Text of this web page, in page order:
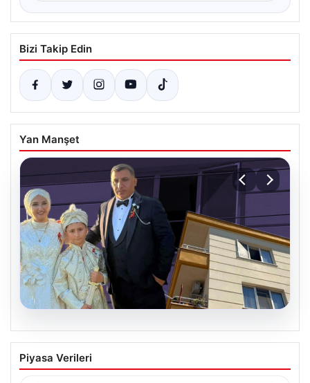
Bizi Takip Edin
Yan Manşet
06.08.2026
Çanakkale’de böcek ilaçlaması felakete
dönüştü. Yusuf öldü, annesi yoğun
Piyasa Verileri